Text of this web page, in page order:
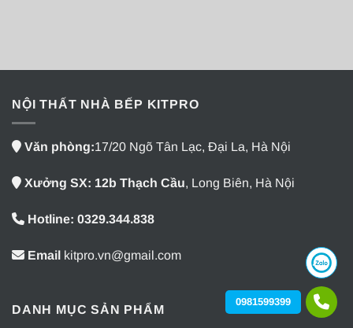
NỘI THẤT NHÀ BẾP KITPRO
Văn phòng:17/20 Ngõ Tân Lạc, Đại La, Hà Nội
Xưởng SX: 12b Thạch Cầu, Long Biên, Hà Nội
Hotline: 0329.344.838
Email kitpro.vn@gmail.com
DANH MỤC SẢN PHẨM
0981599399